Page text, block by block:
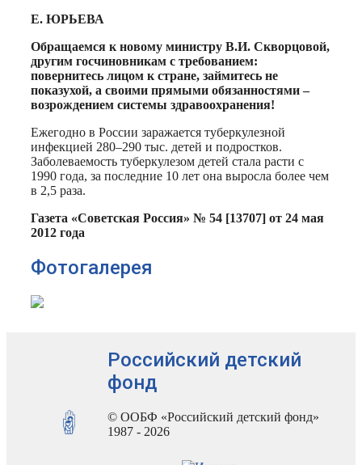
Е. ЮРЬЕВА
Обращаемся к новому министру В.И. Скворцовой,
другим госчиновникам с требованием:
повернитесь лицом к стране, займитесь не
показухой, а своими прямыми обязанностями –
возрождением системы здравоохранения!
Ежегодно в России заражается туберкулезной
инфекцией 280–290 тыс. детей и подростков.
Заболеваемость туберкулезом детей стала расти с
1990 года, за последние 10 лет она выросла более чем
в 2,5 раза.
Газета «Советская Россия» № 54 [13707] от 24 мая
2012 года
Фотогалерея
Российский детский
фонд
© ООБФ «Российский детский фонд»
1987 - 2026